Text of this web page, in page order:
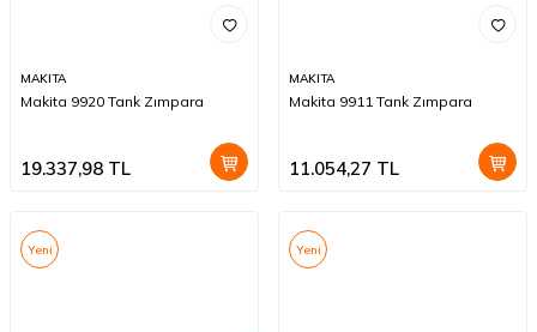
MAKITA
Makita 9920 Tank Zımpara
19.337,98 TL
MAKITA
Makita 9911 Tank Zımpara
11.054,27 TL
Yeni Yeni